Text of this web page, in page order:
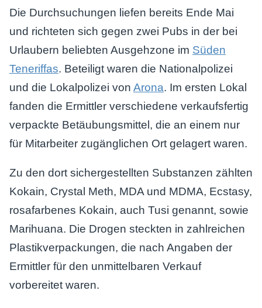
Die Durchsuchungen liefen bereits Ende Mai
und richteten sich gegen zwei Pubs in der bei
Urlaubern beliebten Ausgehzone im Süden
Teneriffas. Beteiligt waren die Nationalpolizei
und die Lokalpolizei von Arona. Im ersten Lokal
fanden die Ermittler verschiedene verkaufsfertig
verpackte Betäubungsmittel, die an einem nur
für Mitarbeiter zugänglichen Ort gelagert waren.
Zu den dort sichergestellten Substanzen zählten
Kokain, Crystal Meth, MDA und MDMA, Ecstasy,
rosafarbenes Kokain, auch Tusi genannt, sowie
Marihuana. Die Drogen steckten in zahlreichen
Plastikverpackungen, die nach Angaben der
Ermittler für den unmittelbaren Verkauf
vorbereitet waren.